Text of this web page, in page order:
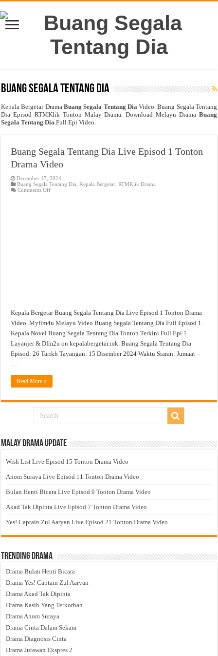
Buang Segala Tentang Dia
Kepala Bergetar Drama Buang Segala Tentang DiaVideo. Buang Segala Tentang
Dia Episod RTMKlik Tonton Malay Drama. Download Melayu Drama Buang
Segala Tentang Dia Full Epi Video.
Buang Segala Tentang Dia Live Episod 1 Tonton
Drama Video
December 17, 2024
Buang Segala Tentang Dia ,Kepala Bergetar ,RTMKlik Drama
Comments Offon
Kepala Bergetar Buang Segala Tentang Dia Live Episod 1 Tonton Drama
Video. Myflm4u Melayu Video Buang Segala Tentang Dia Full Episod 1
Kepala Novel Buang Segala Tentang Dia Tonton Terkini Full Epi 1
Layanjer & Dfm2u on kepalabergetar.ink. Buang Segala Tentang Dia
Episod: 26 Tarikh Tayangan: 15 Disember 2024 Waktu Siaran: Jumaat –
Read More »
Malay Drama Update
Wish List Live Episod 15 Tonton Drama Video
Anom Suraya Live Episod 11 Tonton Drama Video
Bulan Henti Bicara Live Episod 9 Tonton Drama Video
Akad Tak Dipinta Live Episod 7 Tonton Drama Video
Yes! Captain Zul Aaryan Live Episod 21 Tonton Drama Video
Trending Drama
Drama Bulan Henti Bicara
Drama Yes! Captain Zul Aaryan
Drama Akad Tak Dipinta
Drama Kasih Yang Terkorban
Drama Anom Suraya
Drama Cinta Dalam Sekam
Drama Diagnosis Cinta
Drama Jutawan Ekspres 2